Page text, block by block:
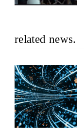
related news.